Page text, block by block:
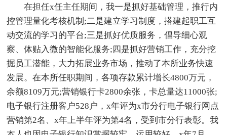
在担任x任主任期间，我一是抓好基础管理，推行内
控管理量化考核机制;二是建立学习制度，搭建起职工互
动交流的学习的平台;三是抓好优质服务，倡导细心观
察、体贴入微的智能化服务;四是抓好营销工作，充分挖
掘员工潜能，大力拓展业务市场，推动了本所业务快速
发展。在本所任职期间，各项存款累计增长4800万元，
余额8109万元;营销银行卡2800余张，卡总量达11000张;
电子银行注册客户528户，x年评为x市分行电子银行网点
营销第2名、x年上半年评为第4名，受到市分行表彰。我